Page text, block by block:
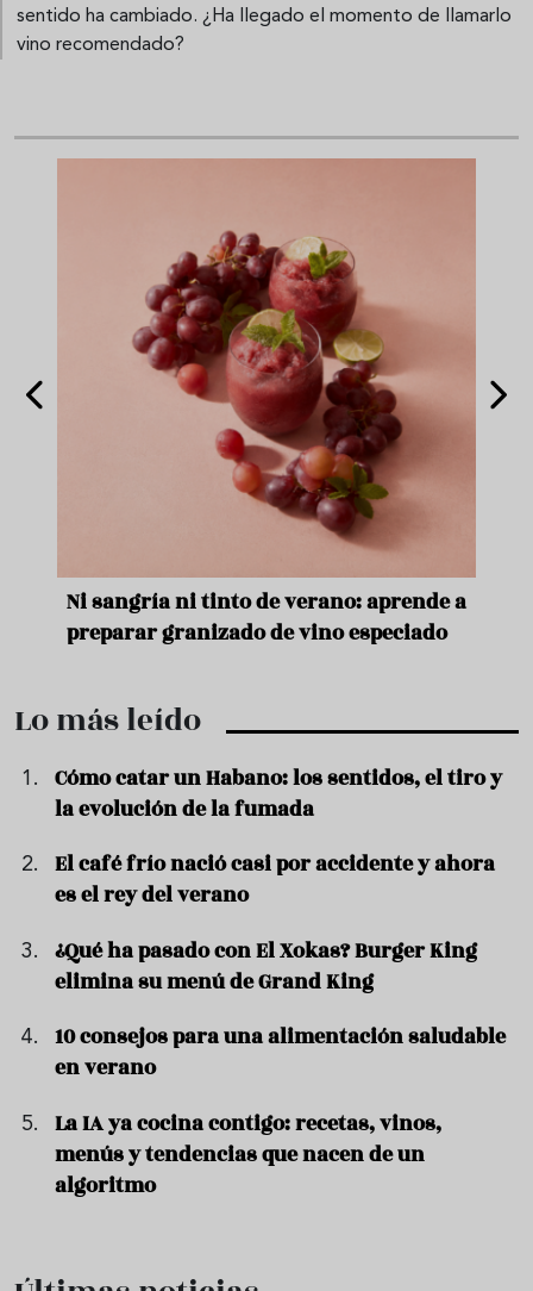
sentido ha cambiado. ¿Ha llegado el momento de llamarlo
vino recomendado?
ni tinto de verano: aprende a
granizado de vino especiado
Aceitunas: el
verano
Lo más leído
Cómo catar un Habano: los sentidos, el tiro y
la evolución de la fumada
El café frío nació casi por accidente y ahora
es el rey del verano
¿Qué ha pasado con El Xokas? Burger King
elimina su menú de Grand King
10 consejos para una alimentación saludable
en verano
La IA ya cocina contigo: recetas, vinos,
menús y tendencias que nacen de un
algoritmo